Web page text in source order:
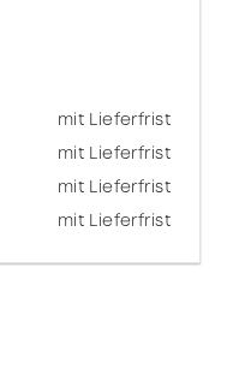
mit Lieferfrist
mit Lieferfrist
mit Lieferfrist
mit Lieferfrist